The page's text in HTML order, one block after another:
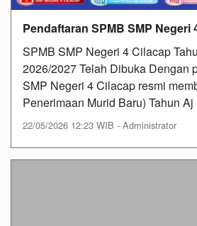
Pendaftaran SPMB SMP Negeri
SPMB SMP Negeri 4 Cilacap
2026/2027 Telah Dibuka Dengan
SMP Negeri 4 Cilacap resmi
Penerimaan Murid Baru) Tahun Aj
22/05/2026 12:23 WIB - Administrator